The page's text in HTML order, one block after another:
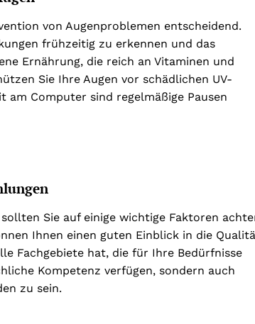
von Augenproblemen entscheidend.
frühzeitig zu erkennen und das
Ernährung, die reich an Vitaminen und
Sie Ihre Augen vor schädlichen UV-
am Computer sind regelmäßige Pausen
sollten Sie auf einige wichtige Faktoren
Ihnen einen guten Einblick in die
Fachgebiete hat, die für Ihre Bedürfnisse
Kompetenz verfügen, sondern auch
zu sein.